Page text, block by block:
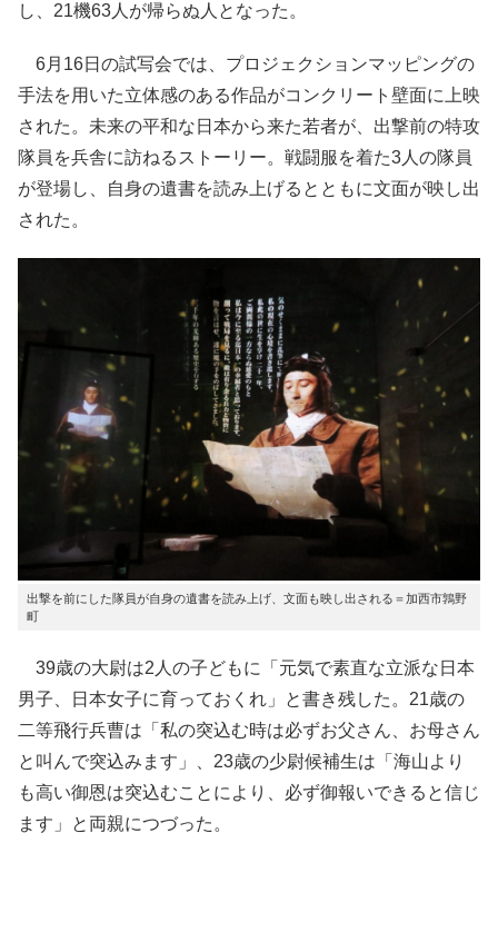
し、21機63人が帰らぬ人となった。
6月16日の試写会では、プロジェクションマッピングの
手法を用いた立体感のある作品がコンクリート壁面に上映
された。未来の平和な日本から来た若者が、出撃前の特攻
隊員を兵舎に訪ねるストーリー。戦闘服を着た3人の隊員
が登場し、自身の遺書を読み上げるとともに文面が映し出
された。
出撃を前にした隊員が自身の遺書を読み上げ、文面も映し出される＝加西市鶉野
町
39歳の大尉は2人の子どもに「元気で素直な立派な日本
男子、日本女子に育っておくれ」と書き残した。21歳の
二等飛行兵曹は「私の突込む時は必ずお父さん、お母さん
と叫んで突込みます」、23歳の少尉候補生は「海山より
も高い御恩は突込むことにより、必ず御報いできると信じ
ます」と両親につづった。